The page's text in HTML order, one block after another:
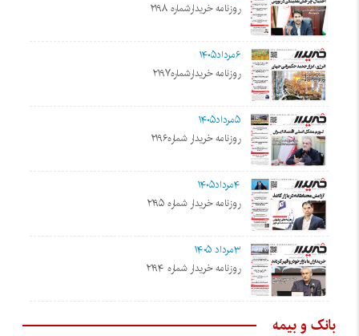
روزنامه خریدارشماره ۲۱۹۸
۶مرداد۱۴۰۵
روزنامه خریدارشماره۲۱۹۷
۵مرداد۱۴۰۵
روزنامه خریدار شماره۲۱۹۶
۴مرداد۱۴۰۵
روزنامه خریدار شماره ۲۱۹۵
۳مرداد ۱۴۰۵
روزنامه خریدار شماره ۲۱۹۴
بانک و بیمه